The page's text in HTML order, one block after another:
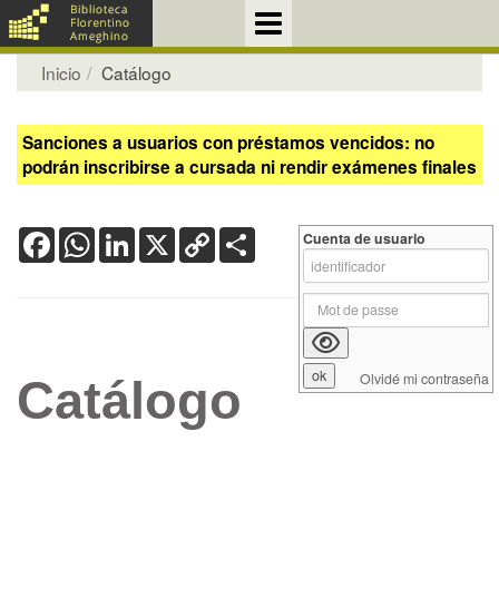
Inicio Catálogo
Sanciones a usuarios con préstamos vencidos: no
podrán inscribirse a cursada ni rendir exámenes finales
FacebookWhatsApp
LinkedIn
X Copy
Link
Catálogo
Cuenta de usuario
Olvidé mi contraseña